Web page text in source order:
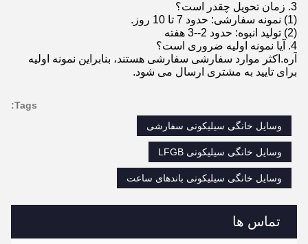
تماس ها
3. زمان تحویل چقدر است؟
(1) نمونه سفارشی: حدود 7 تا 10 روز.
(2) تولید انبوه: حدود 2--3 هفته
4. آیا نمونه اولیه ضروری است؟
آره.اکثر موارد سفارشی سفارشی هستند، بنابراین نمونه اولیه
برای تایید به مشتری ارسال می شود.
Tags:
وسایل خانگی سیلیکونی سفارشی
وسایل خانگی سیلیکونی LFGB
وسایل خانگی سیلیکونی باندهای ساعت